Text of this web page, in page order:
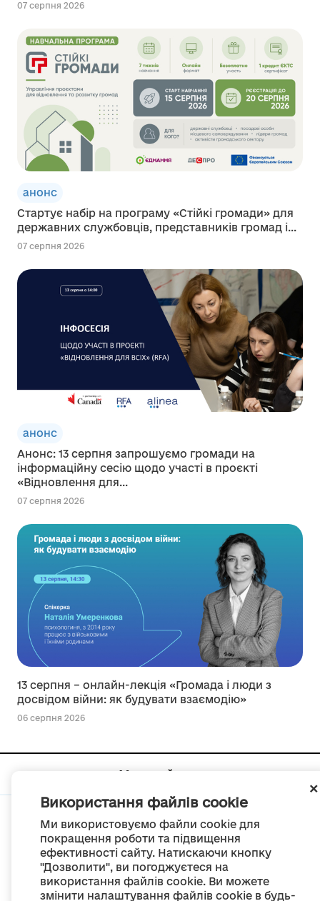
Використання файлів cookie
Ми використовуємо файли cookie для
покращення роботи та підвищення
ефективності сайту. Натискаючи кнопку
"Дозволити", ви погоджуєтеся на
використання файлів cookie. Ви можете
змінити налаштування файлів cookie в будь-
07 серпня 2026
анонс
Стартує набір на програму «Стійкі громади» для
державних службовців, представників громад і...
07 серпня 2026
анонс
Анонс: 13 серпня запрошуємо громади на
інформаційну сесію щодо участі в проєкті
«Відновлення для...
07 серпня 2026
13 серпня – онлайн-лекція «Громада і люди з
досвідом війни: як будувати взаємодію»
06 серпня 2026
Мапа сайту
© Портал «Децентралізація», 2022
Проект був створений 2014 року для комунікації реформи місцевого
самоврядування
та територіальної організації влади в Україні.